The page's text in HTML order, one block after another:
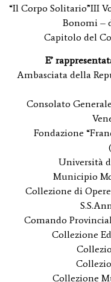
“Il Corpo Solitario”III
Bonomi –
Capitolo del
E’
Ambasciata della
Consolato
Fondazione
Università
Municipio
Collezione di
Comando
Collezione
Collezione